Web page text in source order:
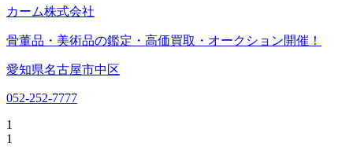
カーム株式会社
骨董品・美術品の鑑定・高価買取・オークション開催！
愛知県名古屋市中区
052-252-7777
1
1